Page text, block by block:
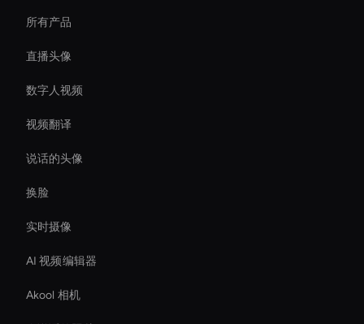
所有产品
直播头像
数字人视频
视频翻译
说话的头像
换脸
实时摄像
AI 视频编辑器
Akool 相机